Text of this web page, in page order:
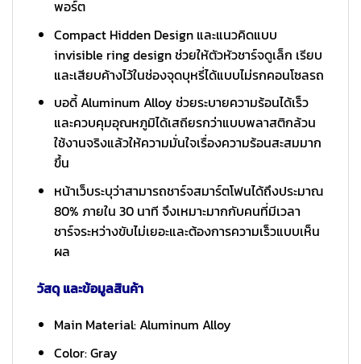
พอร์ต
Compact Hidden Design และแนวคิดแบบ
invisible ring design ช่วยให้ตัวหัวชาร์จดูเล็ก เรียบ
และเสียบค้างไว้ในช่องจุดบุหรี่ได้แบบไม่รกคอนโซลรถ
บอดี้ Aluminum Alloy ช่วยระบายความร้อนได้เร็ว
และควบคุมอุณหภูมิได้เสถียรกว่าแบบพลาสติกล้วน
ใช้งานจริงแล้วให้ความมั่นใจเรื่องความร้อนสะสมมาก
ขึ้น
หน้าเว็บระบุว่าสามารถชาร์จสมาร์ตโฟนได้ถึงประมาณ
80% ภายใน 30 นาที จึงเหมาะมากกับคนที่มีเวลา
ชาร์จระหว่างขับไม่เยอะและต้องการความเร็วแบบเห็น
ผล
วัสดุ และข้อมูลสินค้า
Main Material: Aluminum Alloy
Color: Gray